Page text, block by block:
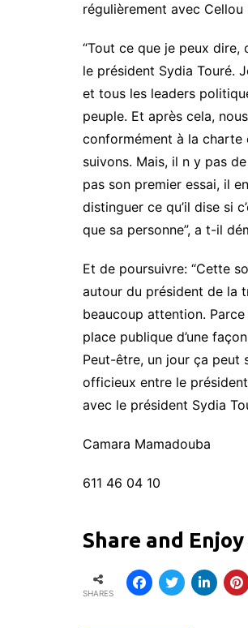
régulièrement avec
“Tout ce que je peux dire,
le président Sydia Touré.
et tous les leaders
peuple. Et après cela,
conformément à la charte
suivons. Mais, il n y pas
pas son premier essai, il
distinguer ce qu’il dise si
que sa personne”, a t-il
Et de poursuivre: “Cette
autour du président de la
beaucoup attention.
place publique d’une
Peut-être, un jour ça peut
officieux entre le
avec le président Sydia
Camara Mamadouba
611 46 04 10
Share and Enjoy
SHARES